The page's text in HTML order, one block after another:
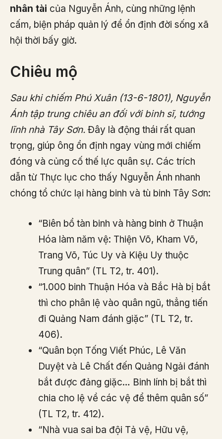
nhân tài của Nguyễn Ánh, cùng những lệnh
cấm, biện pháp quản lý để ổn định đời sống xã
hội thời bấy giờ.
Chiêu mộ
Sau khi chiếm Phú Xuân (13-6-1801), Nguyễn
Ánh tập trung chiêu an đối với binh sĩ, tướng
lĩnh nhà Tây Sơn. Đây là động thái rất quan
trọng, giúp ông ổn định ngay vùng mới chiếm
đóng và củng cố thế lực quân sự. Các trích
dẫn từ Thực lục cho thấy Nguyễn Ánh nhanh
chóng tổ chức lại hàng binh và tù binh Tây Sơn:
“Biên bổ tàn binh và hàng binh ở Thuận
Hóa làm năm vệ: Thiện Võ, Kham Võ,
Trang Võ, Túc Uy và Kiệu Uy thuộc
Trung quân” (TL T2, tr. 401).
“1.000 binh Thuận Hóa và Bắc Hà bị bắt
thì cho phân lệ vào quân ngũ, thẳng tiến
đi Quảng Nam đánh giặc” (TL T2, tr.
406).
“Quân bọn Tống Viết Phúc, Lê Văn
Duyệt và Lê Chất đến Quảng Ngải đánh
bắt được đảng giặc… Binh lính bị bắt thì
chia cho lệ về các vệ để thêm quân số”
(TL T2, tr. 412).
“Nhà vua sai ba đội Tả vệ, Hữu vệ,